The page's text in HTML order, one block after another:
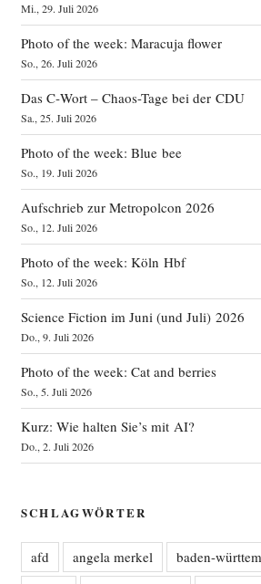
Mi., 29. Juli 2026
Photo of the week: Maracuja flower
So., 26. Juli 2026
Das C‑Wort – Chaos-Tage bei der CDU
Sa., 25. Juli 2026
Photo of the week: Blue bee
So., 19. Juli 2026
Aufschrieb zur Metropolcon 2026
So., 12. Juli 2026
Photo of the week: Köln Hbf
So., 12. Juli 2026
Science Fiction im Juni (und Juli) 2026
Do., 9. Juli 2026
Photo of the week: Cat and berries
So., 5. Juli 2026
Kurz: Wie halten Sie’s mit AI?
Do., 2. Juli 2026
SCHLAGWÖRTER
afd angela merkel baden-